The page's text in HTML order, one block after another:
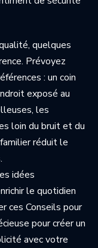
quelques
Prévoyez
: un coin
exposé au
les
loin du bruit et du
réduit le
idées
le quotidien
ces Conseils pour
pour créer un
avec votre